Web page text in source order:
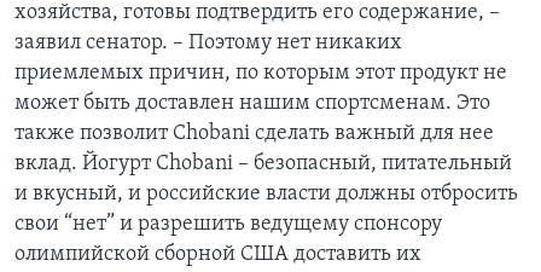
хозяйства, готовы подтвердить его содержание, –
заявил сенатор. – Поэтому нет никаких
приемлемых причин, по которым этот продукт не
может быть доставлен нашим спортсменам. Это
также позволит Chobani сделать важный для нее
вклад. Йогурт Chobani – безопасный, питательный
и вкусный, и российские власти должны отбросить
свои “нет” и разрешить ведущему спонсору
олимпийской сборной США доставить их